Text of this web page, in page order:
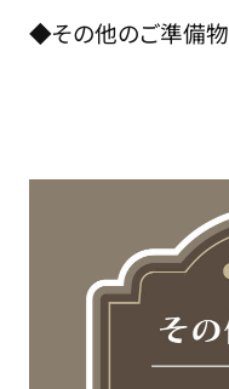
◆その他のご準備物